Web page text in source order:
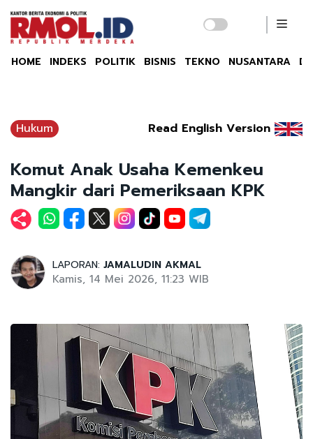
HOME INDEKS POLITIK BISNIS TEKNO NUSANTARA
Hukum Read English Version
Komut Anak Usaha Kemenkeu
Mangkir dari Pemeriksaan KPK
LAPORAN: JAMALUDIN AKMAL
Kamis, 14 Mei 2026, 11:23 WIB